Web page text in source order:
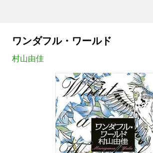
ワンダフル・ワールド
村山由佳